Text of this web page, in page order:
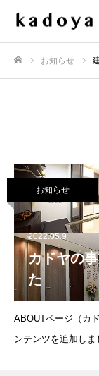
お知らせ
お知らせ
2022.05.9
カドヤの
た
ABOUTページ（カ
ンテンツを追加し